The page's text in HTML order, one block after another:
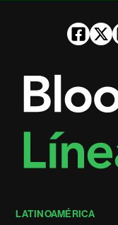
LATINOAMÉRICA